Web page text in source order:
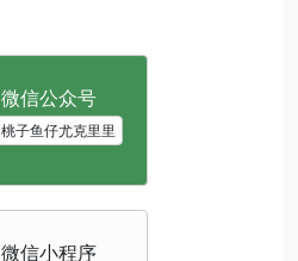
桃子鱼仔尤克里里